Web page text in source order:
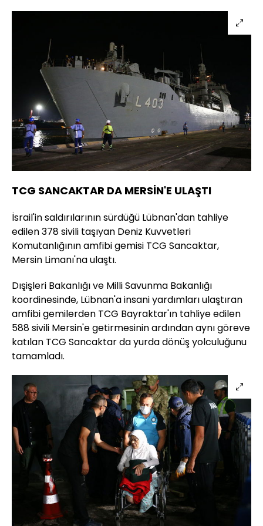
TCG SANCAKTAR DA MERSİN'E ULAŞTI
İsrail'in saldırılarının sürdüğü Lübnan'dan tahliye
edilen 378 sivili taşıyan Deniz Kuvvetleri
Komutanlığının amfibi gemisi TCG Sancaktar,
Mersin Limanı'na ulaştı.
Dışişleri Bakanlığı ve Milli Savunma Bakanlığı
koordinesinde, Lübnan'a insani yardımları ulaştıran
amfibi gemilerden TCG Bayraktar'ın tahliye edilen
588 sivili Mersin'e getirmesinin ardından aynı göreve
katılan TCG Sancaktar da yurda dönüş yolculuğunu
tamamladı.